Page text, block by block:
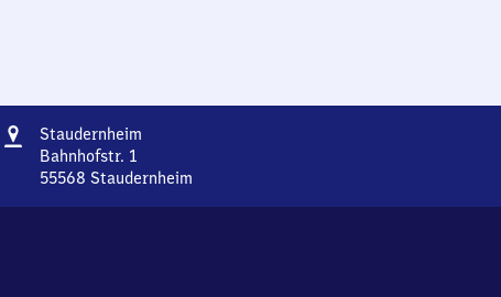
Adresse
Staudernheim
Bahnhofstr. 1
55568 Staudernheim